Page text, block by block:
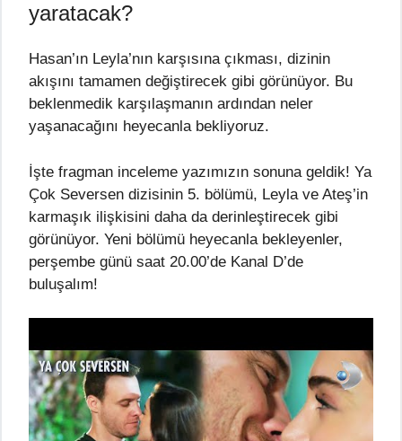
yaratacak?
Hasan’ın Leyla’nın karşısına çıkması, dizinin
akışını tamamen değiştirecek gibi görünüyor. Bu
beklenmedik karşılaşmanın ardından neler
yaşanacağını heyecanla bekliyoruz.
İşte fragman inceleme yazımızın sonuna geldik! Ya
Çok Seversen dizisinin 5. bölümü, Leyla ve Ateş’in
karmaşık ilişkisini daha da derinleştirecek gibi
görünüyor. Yeni bölümü heyecanla bekleyenler,
perşembe günü saat 20.00’de Kanal D’de
buluşalım!